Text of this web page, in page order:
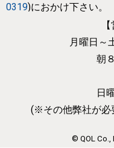
0319)におかけ下さい。
月曜日～
朝
日
(※その他弊社が必
© QOL Co.,